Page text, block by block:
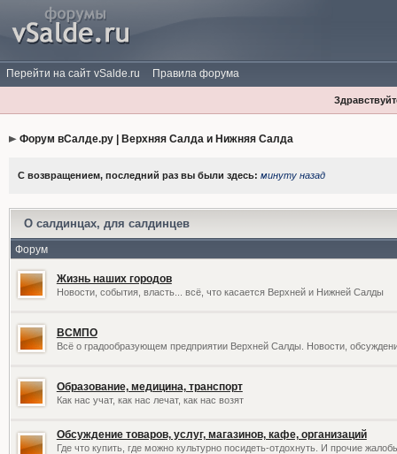
Перейти на сайт vSalde.ru Правила форума
Форум вСалде.ру | Верхняя Салда и Нижняя Салда
С возвращением, последний раз вы были здесь: минуту назад
О салдинцах, для салдинцев
Форум
Жизнь наших городов
Новости, события, власть... всё, что касается Верхней и Нижней Салды
ВСМПО
Всё о градообразующем предприятии Верхней Салды. Новости,
Образование, медицина, транспорт
Как нас учат, как нас лечат, как нас возят
Обсуждение товаров, услуг, магазинов, кафе, организаций
Где что купить, где можно культурно посидеть-отдохнуть. И прочие